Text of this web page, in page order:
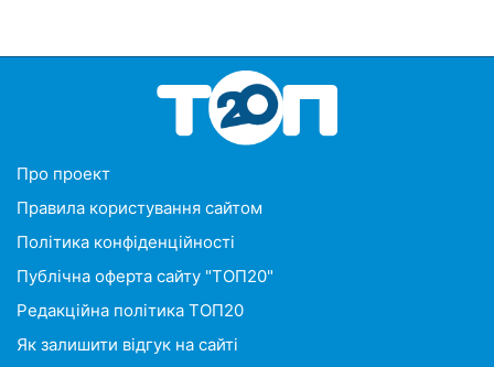
Про проект
Правила користування сайтом
Політика конфіденційності
Публічна оферта сайту "ТОП20"
Редакційна політика ТОП20
Як залишити відгук на сайті